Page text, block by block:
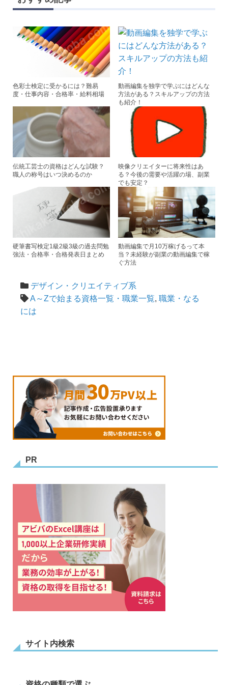
er
b
o
o
k
st
色彩士検定に受かるには？難易
度・仕事内容・合格率・給料相場
動画編集を独学で学ぶにはどんな
方法がある？スキルアップの方法
も紹介！
伝統工芸士の資格はどんな試験？
職人の称号はいつ決めるのか
映像クリエイターに将来性はあ
る？今後の需要や活躍の場、副業
でも安定？
硬筆書写検定1級2級3級の過去問勉
強法・合格率・合格発表日まとめ
動画編集で月10万稼げるって本
当？未経験が副業の動画編集で稼
ぐ方法
デザイン・クリエイティブ系
A～Zで始まる資格一覧・職業一覧, 職業・なる
には
PR
サイト内検索